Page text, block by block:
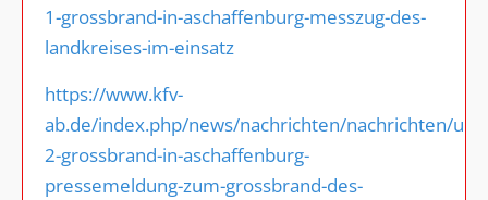
1-grossbrand-in-aschaffenburg-messzug-des-
landkreises-im-einsatz
https://www.kfv-
ab.de/index.php/news/nachrichten/nachrichten/
2-grossbrand-in-aschaffenburg-
pressemeldung-zum-grossbrand-des-